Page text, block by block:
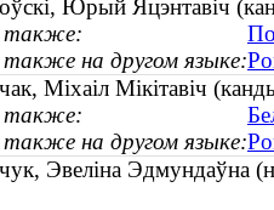
Юрый Яцэнтавіч
на другом языке:
Міхаіл Мікітавіч
на другом языке:
Эвеліна Эдмундаўна